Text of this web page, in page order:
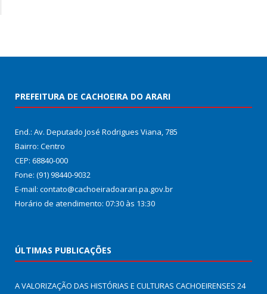
PREFEITURA DE CACHOEIRA DO ARARI
End.: Av. Deputado José Rodrigues Viana, 785
Bairro: Centro
CEP: 68840-000
Fone: (91) 98440-9032
E-mail: contato@cachoeiradoarari.pa.gov.br
Horário de atendimento: 07:30 às 13:30
ÚLTIMAS PUBLICAÇÕES
A VALORIZAÇÃO DAS HISTÓRIAS E CULTURAS CACHOEIRENSES 24